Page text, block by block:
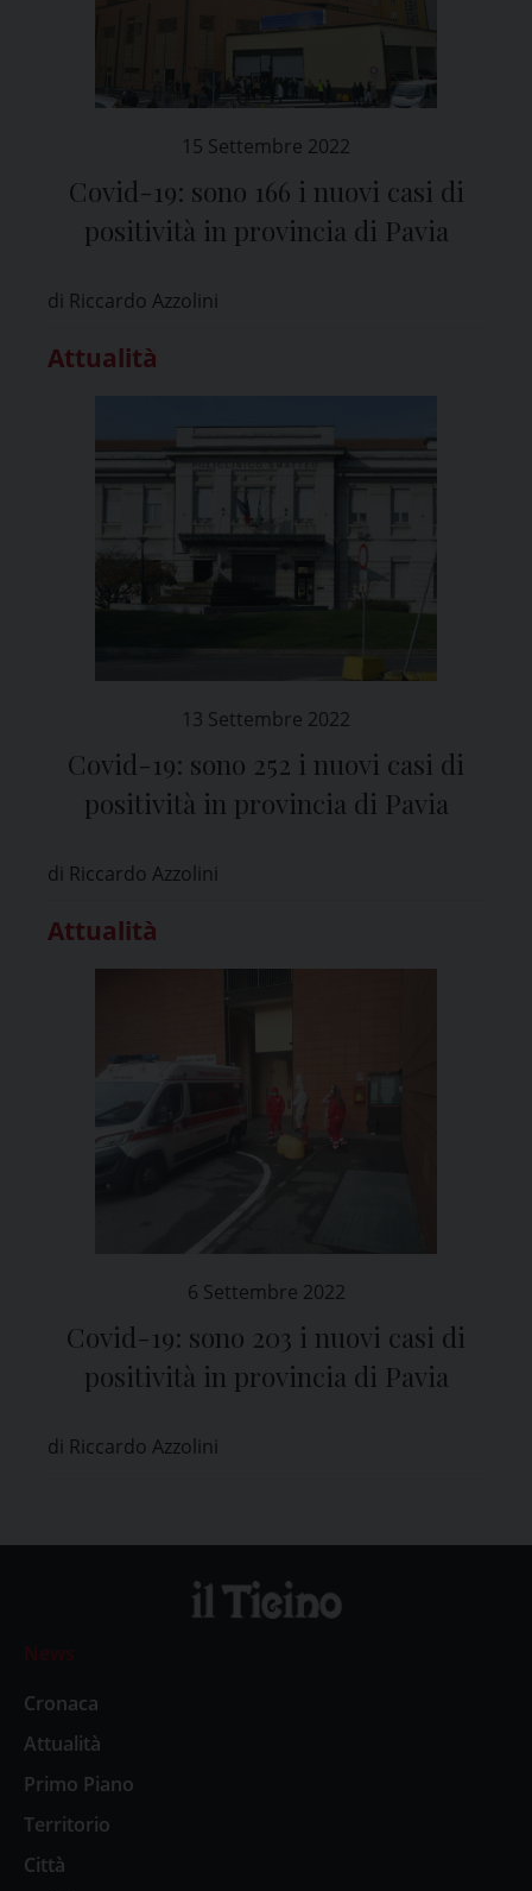
15 Settembre 2022
Covid-19: sono 166 i nuovi casi di
positività in provincia di Pavia
di Riccardo Azzolini
Attualità
13 Settembre 2022
Covid-19: sono 252 i nuovi casi di
positività in provincia di Pavia
di Riccardo Azzolini
Attualità
6 Settembre 2022
Covid-19: sono 203 i nuovi casi di
positività in provincia di Pavia
di Riccardo Azzolini
News
Cronaca
Attualità
Primo Piano
Territorio
Città